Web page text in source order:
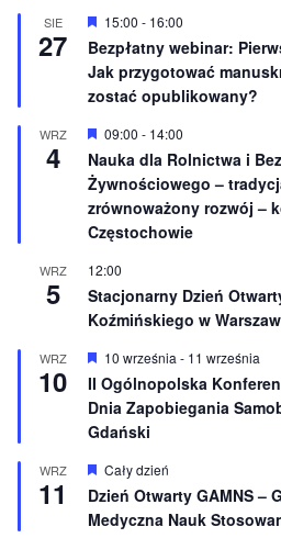
n
o
n
e
SIE
27
W
r
ó
ż
n
i
o
n
e
15:00 - 16:00
Bezpłatny webinar:
Jak przygotować
zostać opublikowany?
WRZ
4
W
r
ó
ż
n
i
n
e
09:00 - 14:00
Nauka dla Rolnictwa i
Żywnościowego –
zrównoważony rozwój –
Częstochowie
WRZ
5
12:00
Stacjonarny Dzień
Koźmińskiego w
WRZ
10
W
y
r
ó
ż
n
o
n
e
10 września - 11 września
II Ogólnopolska
Dnia Zapobiegania
Gdański
WRZ
11
W
y
r
ó
Cały dzień
Dzień Otwarty GAMNS –
Medyczna Nauk